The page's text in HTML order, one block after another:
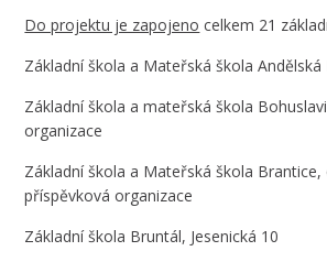
Do projektu je zapojeno celkem 21
Základní škola a Mateřská škola
Základní škola a mateřská škola
organizace
Základní škola a Mateřská škola
příspěvková organizace
Základní škola Bruntál, Jesenická 10